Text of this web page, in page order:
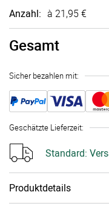
Anzahl: à 21,95 €
Gesamt
Sicher bezahlen mit:
Geschätzte Lieferzeit:
Standard:
Produktdetails